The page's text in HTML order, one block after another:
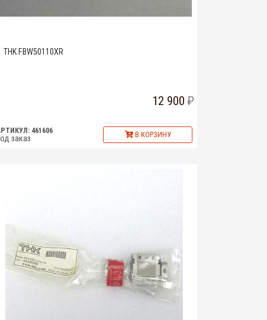
THK FBW50110XR
12 900
461606
заказ В КОРЗИНУ